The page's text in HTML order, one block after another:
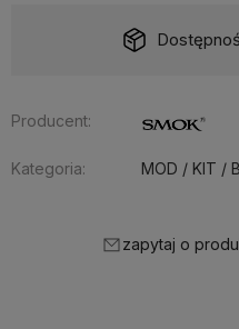
Producent:
Kategoria: MOD / KIT /
zapytaj o